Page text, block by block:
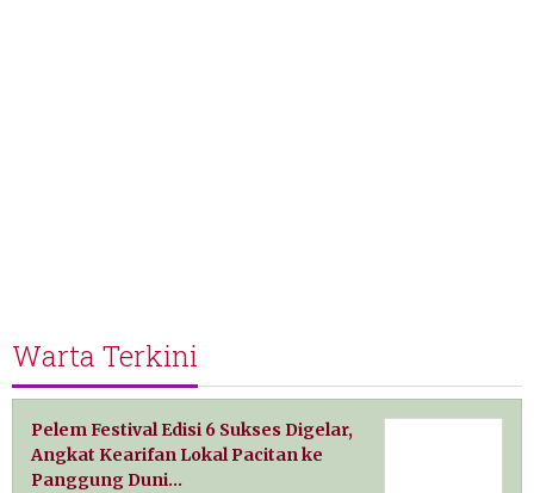
Warta Terkini
Pelem Festival Edisi 6 Sukses Digelar,
Angkat Kearifan Lokal Pacitan ke
Panggung Duni…